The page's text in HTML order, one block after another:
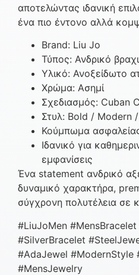
αποτελώντας ιδανική
ένα πιο έντονο αλλά
Brand: Liu Jo
Τύπος: Ανδρικό
Υλικό: Ανοξείδωτο
Χρώμα: Ασημί
Σχεδιασμός: Cuban
Στυλ: Bold / Modern
Κούμπωμα
Ιδανικό για
εμφανίσεις
Ένα statement ανδρικό
δυναμικό χαρακτήρα,
σύγχρονη πολυτέλεια σε
#LiuJoMen
#SilverBracelet
#AdaJewel #ModernStyle
#MensJewelry